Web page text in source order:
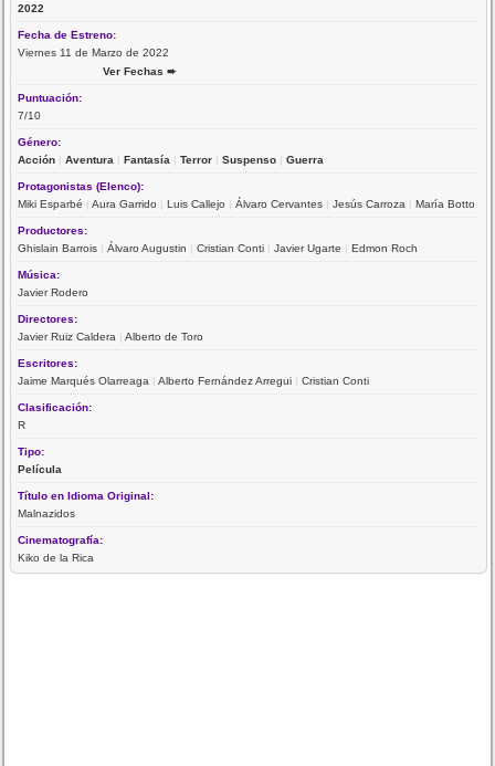
2022
Fecha de Estreno:
Viernes 11 de Marzo de 2022
Ver Fechas ➨
Puntuación:
7/10
Género:
Acción |Aventura |Fantasía |Terror |Suspenso |Guerra
Protagonistas (Elenco):
Miki Esparbé |Aura Garrido |Luis Callejo |Álvaro Cervantes |Jesús Carroza |María Botto
Productores:
Ghislain Barrois |Álvaro Augustin |Cristian Conti |Javier Ugarte |Edmon Roch
Música:
Javier Rodero
Directores:
Javier Ruiz Caldera |Alberto de Toro
Escritores:
Jaime Marqués Olarreaga |Alberto Fernández Arregui |Cristian Conti
Clasificación:
R
Tipo:
Película
Título en Idioma Original:
Malnazidos
Cinematografía:
Kiko de la Rica